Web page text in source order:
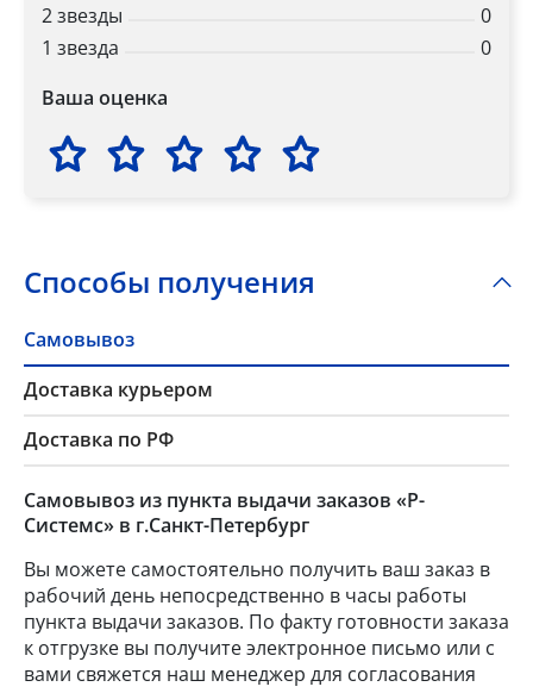
2 звезды
0
1 звезда
0
Ваша оценка
Способы получения
Самовывоз
Доставка курьером
Доставка по РФ
Самовывоз из пункта выдачи заказов «Р-
Системс» в г.Санкт-Петербург
Вы можете самостоятельно получить ваш заказ в
рабочий день непосредственно в часы работы
пункта выдачи заказов. По факту готовности заказа
к отгрузке вы получите электронное письмо или с
вами свяжется наш менеджер для согласования